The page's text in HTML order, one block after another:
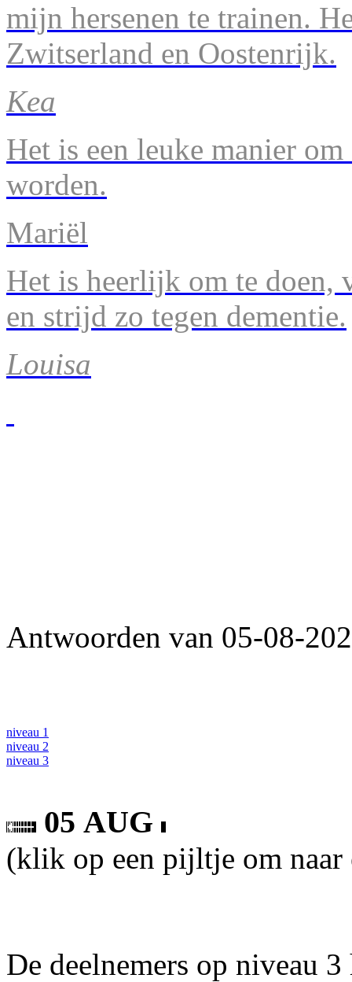
mijn hersenen te trainen.
Zwitserland en Oostenrijk.
Kea
Het is een leuke manier
worden.
Mariël
Het is heerlijk om te doen,
en strijd zo tegen dementie.
Louisa
Antwoorden van 05-08-
niveau 1
niveau 2
niveau 3
05 AUG
(klik op een pijltje om naar
De deelnemers op niveau